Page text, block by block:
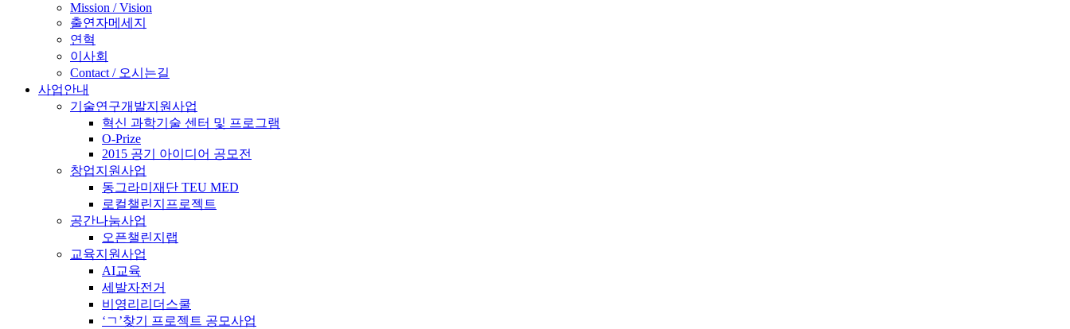
Mission / Vision
출연자메세지
연혁
이사회
Contact / 오시는길
사업안내
기술연구개발지원사업
혁신 과학기술 센터 및 프로그램
O-Prize
2015 공기 아이디어 공모전
창업지원사업
동그라미재단 TEU MED
로컬챌린지프로젝트
공간나눔사업
오픈챌린지랩
교육지원사업
AI교육
세발자전거
비영리리더스쿨
‘ㄱ’찾기 프로젝트 공모사업